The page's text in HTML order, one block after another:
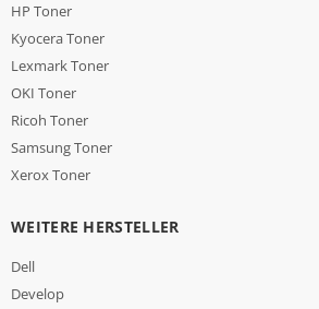
HP Toner
Kyocera Toner
Lexmark Toner
OKI Toner
Ricoh Toner
Samsung Toner
Xerox Toner
WEITERE HERSTELLER
Dell
Develop